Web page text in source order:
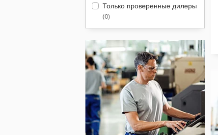
Только проверенные дилеры
(0)